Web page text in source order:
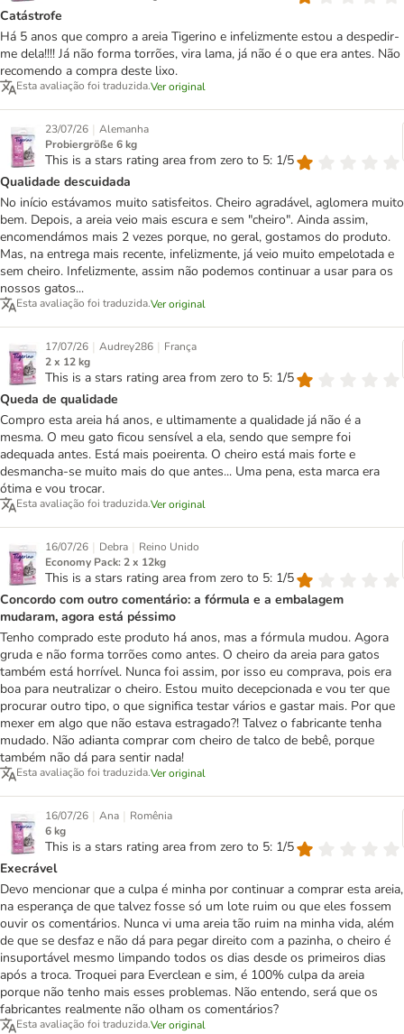
Catástrofe
Há 5 anos que compro a areia Tigerino e infelizmente estou a despedir-
me dela!!!! Já não forma torrões, vira lama, já não é o que era antes. Não
recomendo a compra deste lixo.
Esta avaliação foi traduzida.Ver original
23/07/26 | Alemanha
Probiergröße 6 kg
This is a stars rating area from zero to 5: 1/5
Qualidade descuidada
No início estávamos muito satisfeitos. Cheiro agradável, aglomera muito
bem. Depois, a areia veio mais escura e sem "cheiro". Ainda assim,
encomendámos mais 2 vezes porque, no geral, gostamos do produto.
Mas, na entrega mais recente, infelizmente, já veio muito empelotada e
sem cheiro. Infelizmente, assim não podemos continuar a usar para os
nossos gatos...
Esta avaliação foi traduzida.Ver original
17/07/26 | Audrey286 | França
2 x 12 kg
This is a stars rating area from zero to 5: 1/5
Queda de qualidade
Compro esta areia há anos, e ultimamente a qualidade já não é a
mesma. O meu gato ficou sensível a ela, sendo que sempre foi
adequada antes. Está mais poeirenta. O cheiro está mais forte e
desmancha-se muito mais do que antes... Uma pena, esta marca era
ótima e vou trocar.
Esta avaliação foi traduzida.Ver original
16/07/26 | Debra | Reino Unido
Economy Pack: 2 x 12kg
This is a stars rating area from zero to 5: 1/5
Concordo com outro comentário: a fórmula e a embalagem
mudaram, agora está péssimo
Tenho comprado este produto há anos, mas a fórmula mudou. Agora
gruda e não forma torrões como antes. O cheiro da areia para gatos
também está horrível. Nunca foi assim, por isso eu comprava, pois era
boa para neutralizar o cheiro. Estou muito decepcionada e vou ter que
procurar outro tipo, o que significa testar vários e gastar mais. Por que
mexer em algo que não estava estragado?! Talvez o fabricante tenha
mudado. Não adianta comprar com cheiro de talco de bebê, porque
também não dá para sentir nada!
Esta avaliação foi traduzida.Ver original
16/07/26 | Ana | Romênia
6 kg
This is a stars rating area from zero to 5: 1/5
Execrável
Devo mencionar que a culpa é minha por continuar a comprar esta areia,
na esperança de que talvez fosse só um lote ruim ou que eles fossem
ouvir os comentários. Nunca vi uma areia tão ruim na minha vida, além
de que se desfaz e não dá para pegar direito com a pazinha, o cheiro é
insuportável mesmo limpando todos os dias desde os primeiros dias
após a troca. Troquei para Everclean e sim, é 100% culpa da areia
porque não tenho mais esses problemas. Não entendo, será que os
fabricantes realmente não olham os comentários?
Esta avaliação foi traduzida.Ver original